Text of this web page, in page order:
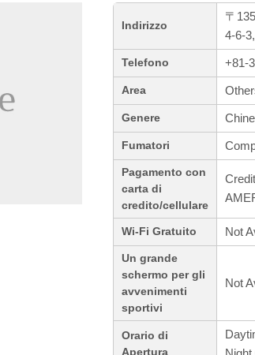
Indirizzo
〒
4-6-
Telefono +81-
Area
Genere
Fumatori
Pagamento con
carta di
credito/cellulare
Wi-Fi Gratuito Not
Un grande
schermo per gli
avvenimenti
sportivi
Not
Orario di
Apertura